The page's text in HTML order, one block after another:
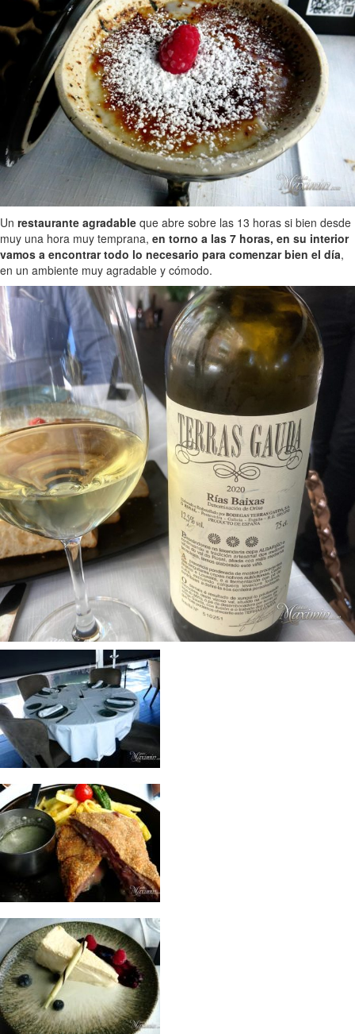
Un restaurante agradable que abre sobre las 13 horas si bien desde
muy una hora muy temprana, en torno a las 7 horas, en su interior
vamos a encontrar todo lo necesario para comenzar bien el día,
en un ambiente muy agradable y cómodo.